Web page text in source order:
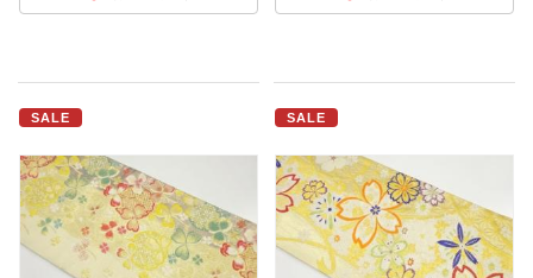
SALE SALE